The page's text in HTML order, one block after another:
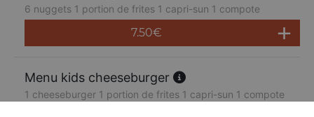
6 nuggets 1 portion de frites 1 capri-sun 1 compote
7.50€
Menu kids cheeseburger
1 cheeseburger 1 portion de frites 1 capri-sun 1 compote